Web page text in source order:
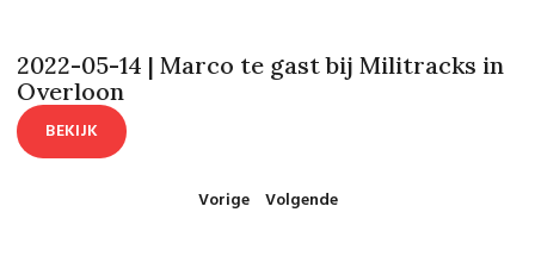
2022-05-14 | Marco te gast bij Militracks in
Overloon
BEKIJK
Vorige Volgende